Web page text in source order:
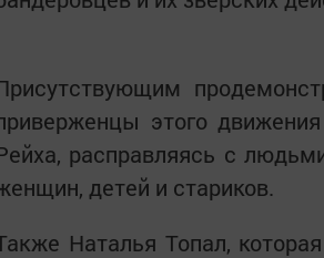
этого
расправляясь с
детей и стариков.
Наталья Топал,